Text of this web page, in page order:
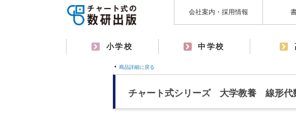
会社案内・採用情報
小学校 中学校
商品詳細に戻る
チャート式シリーズ 大学教養 線形代